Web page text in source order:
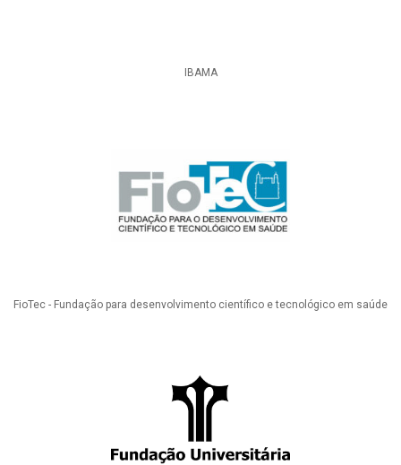
IBAMA
FioTec - Fundação para desenvolvimento científico e tecnológico em saúde